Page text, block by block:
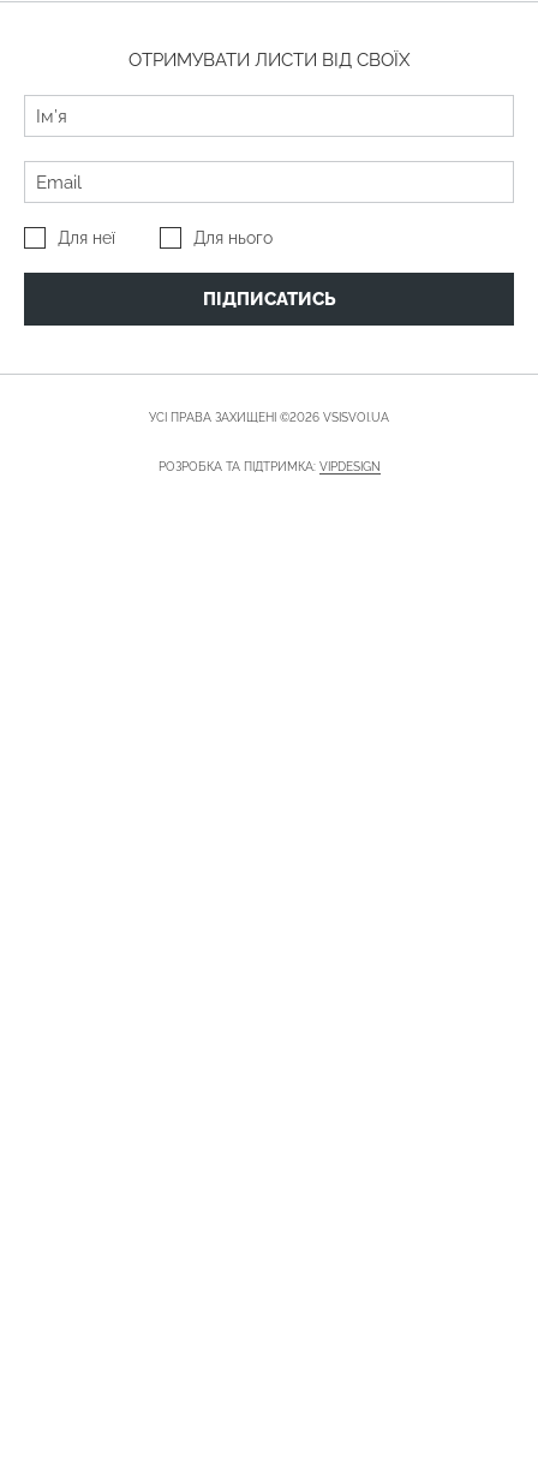
ОТРИМУВАТИ ЛИСТИ ВІД СВОЇХ
Для неї Для нього
ПІДПИСАТИСЬ
УСІ ПРАВА ЗАХИЩЕНІ ©2026 VSISVOI.UA
РОЗРОБКА ТА ПІДТРИМКА: VIPDESIGN